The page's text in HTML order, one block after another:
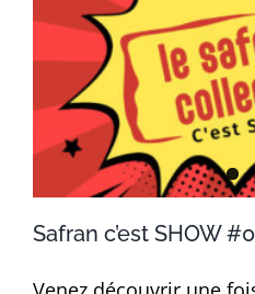
Safran c’est SHOW